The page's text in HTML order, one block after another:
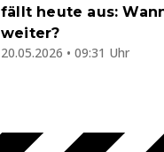
fällt heute aus:
weiter?
20.05.2026 • 09:31 Uhr